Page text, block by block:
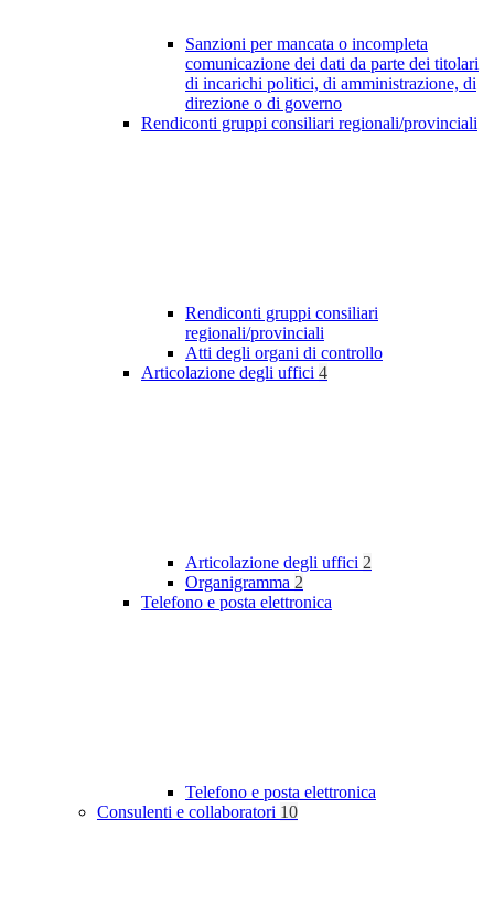
Sanzioni per mancata o incompleta
comunicazione dei dati da parte dei titolari
di incarichi politici, di amministrazione, di
direzione o di governo
Rendiconti gruppi consiliari regionali/provinciali
Rendiconti gruppi consiliari
regionali/provinciali
Atti degli organi di controllo
Articolazione degli uffici 4
Articolazione degli uffici 2
Organigramma 2
Telefono e posta elettronica
Telefono e posta elettronica
Consulenti e collaboratori 10